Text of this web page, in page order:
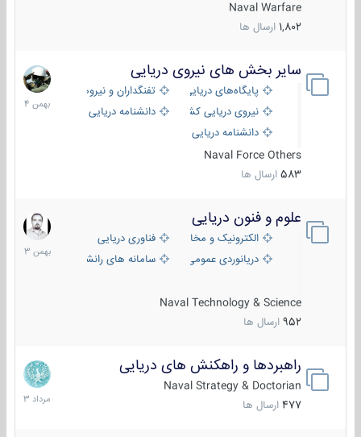
Naval Warfare
1,802 ارسال ها
سایر بخش های نیروی دریایی
پایگاه‌های دریایی
تفنگداران و نیروهای ویژه‌ی دریایی
نیروی دریایی کشورهای مختلفدانشنامه دریایی
دانشنامه دریایی کپی
Naval Force Others
583 ارسال ها
22
بهمن
1404
علوم و فنون دریایی
الکترونیک و مخابرات دریاییفناوری دریایی
دریانوردی عمومی
سامانه های رانشی دریایی
Naval Technology & Science
952 ارسال ها
6
بهمن
1403
راهبردها و راهکنش های دریایی
Naval Strategy & Doctorian
477 ارسال ها
2
مرداد
1403